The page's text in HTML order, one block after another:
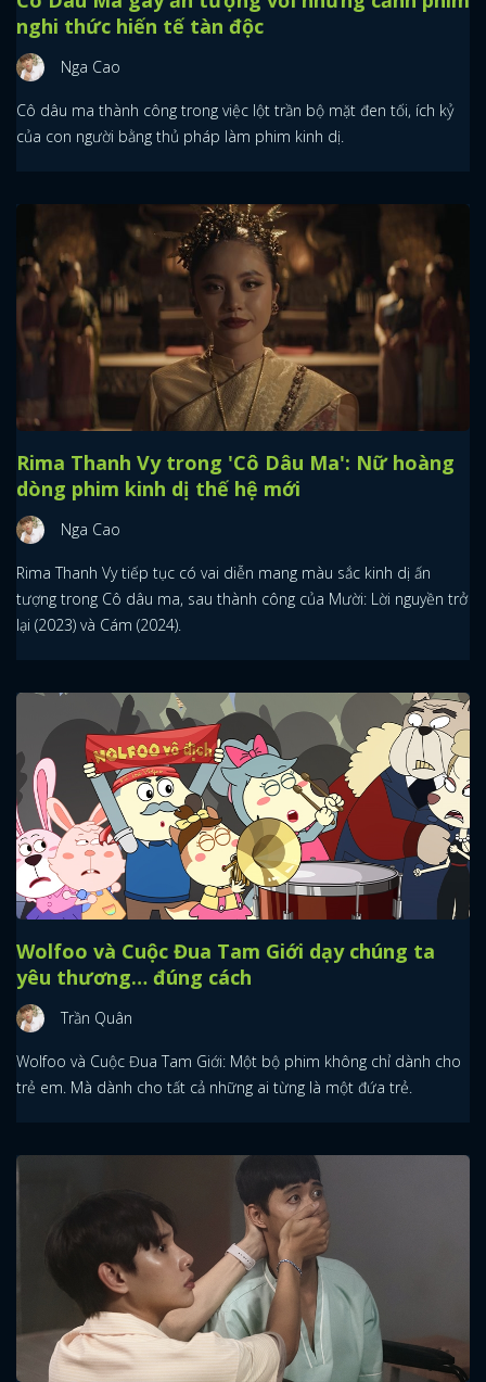
nghi thức hiến tế tàn độc
Nga Cao
Cô dâu ma thành công trong việc lột trần bộ mặt đen tối, ích kỷ
của con người bằng thủ pháp làm phim kinh dị.
Rima Thanh Vy trong 'Cô Dâu Ma': Nữ hoàng
dòng phim kinh dị thế hệ mới
Nga Cao
Rima Thanh Vy tiếp tục có vai diễn mang màu sắc kinh dị ấn
tượng trong Cô dâu ma, sau thành công của Mười: Lời nguyền trở
lại (2023) và Cám (2024).
Wolfoo và Cuộc Đua Tam Giới dạy chúng ta
yêu thương… đúng cách
Trần Quân
Wolfoo và Cuộc Đua Tam Giới: Một bộ phim không chỉ dành cho
trẻ em. Mà dành cho tất cả những ai từng là một đứa trẻ.